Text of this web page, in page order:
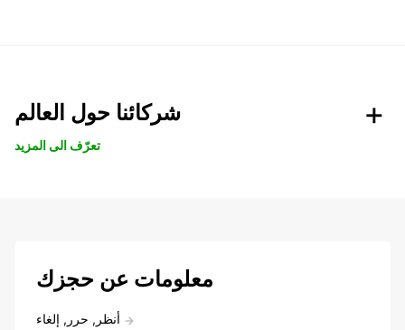
شركائنا حول العالم
تعرّف الى المزيد
معلومات عن حجزك
أنظر, حرر, إلغاء